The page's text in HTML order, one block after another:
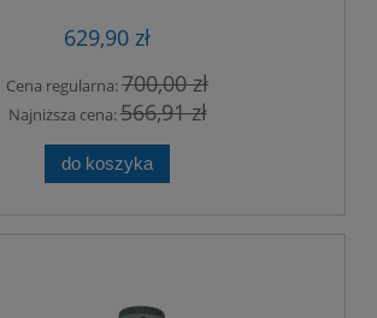
629,90 zł
Cena regularna:700,00 zł
Najniższa cena:566,91 zł
do koszyka